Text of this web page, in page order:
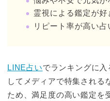
霊視による鑑定が好
リピート率が高い
LINE占いでランキングに
してメディアで特集される
ため、満足度の高い鑑定を